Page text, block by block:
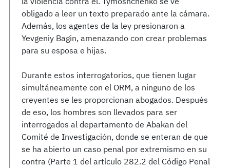
obligado a leer un texto preparado ante la cámara.
Además, los agentes de la ley presionaron a
Yevgeniy Bagin, amenazando con crear problemas
para su esposa e hijas.
Durante estos interrogatorios, que tienen lugar
simultáneamente con el ORM, a ninguno de los
creyentes se les proporcionan abogados. Después
de eso, los hombres son llevados para ser
interrogados al departamento de Abakan del
Comité de Investigación, donde se enteran de que
se ha abierto un caso penal por extremismo en su
contra (Parte 1 del artículo 282.2 del Código Penal